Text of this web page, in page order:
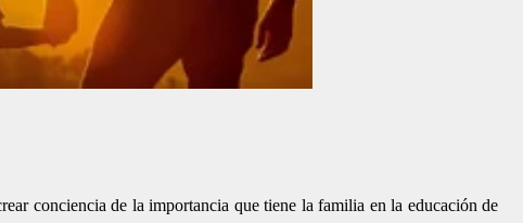
conciencia de la importancia que tiene la familia en la educación de